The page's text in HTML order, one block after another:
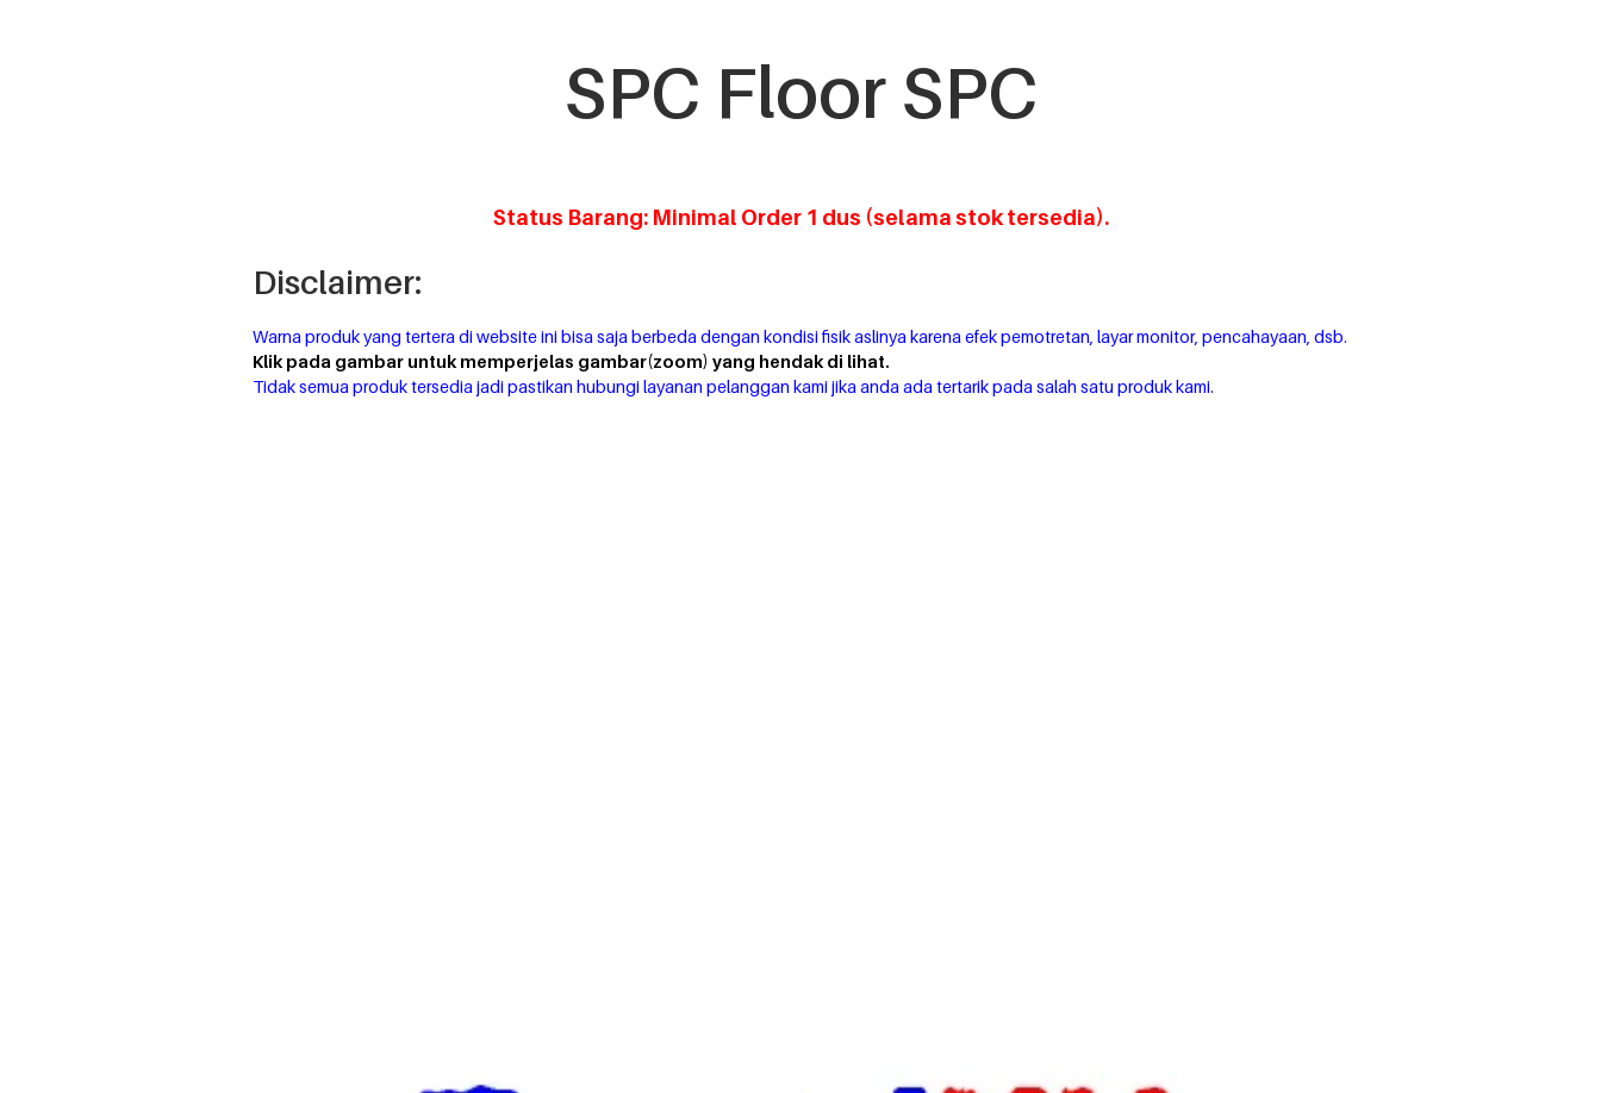
SPC Floor SPC
Status Barang: Minimal Order 1 dus (selama stok tersedia).
Disclaimer:
Warna produk yang tertera di website ini bisa saja berbeda dengan kondisi fisik aslinya karena efek pemotretan, layar monitor, pencahayaan, dsb.
Klik pada gambar untuk memperjelas gambar(zoom) yang hendak di lihat.
Tidak semua produk tersedia jadi pastikan hubungi layanan pelanggan kami jika anda ada tertarik pada salah satu produk kami.